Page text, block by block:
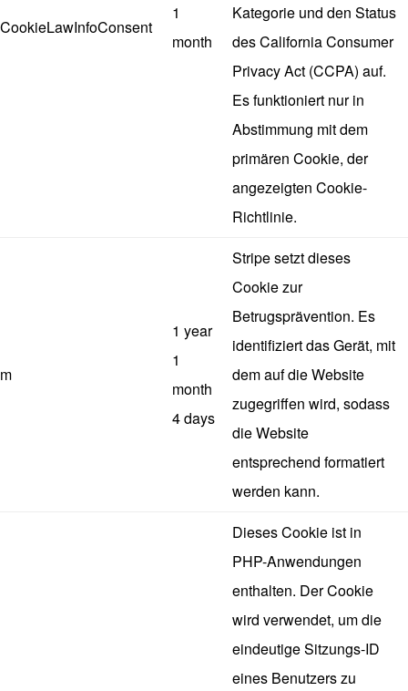
CookieLawInfoConsent
1
month
Kategorie und den Status
des California Consumer
Privacy Act (CCPA) auf.
Es funktioniert nur in
Abstimmung mit dem
primären Cookie, der
angezeigten Cookie-
Richtlinie.
m
1 year
1
month
4 days
Stripe setzt dieses
Cookie zur
Betrugsprävention. Es
identifiziert das Gerät, mit
dem auf die Website
zugegriffen wird, sodass
die Website
entsprechend formatiert
werden kann.
Dieses Cookie ist in
PHP-Anwendungen
enthalten. Der Cookie
wird verwendet, um die
eindeutige Sitzungs-ID
eines Benutzers zu